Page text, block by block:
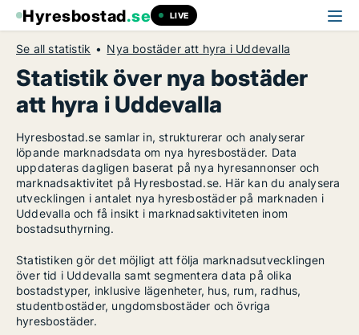
Hyresbostad.se LIVE
Se all statistik Nya bostäder att hyra i Uddevalla
Statistik över nya bostäder
att hyra i Uddevalla
Hyresbostad.se samlar in, strukturerar och analyserar
löpande marknadsdata om nya hyresbostäder. Data
uppdateras dagligen baserat på nya hyresannonser och
marknadsaktivitet på Hyresbostad.se. Här kan du analysera
utvecklingen i antalet nya hyresbostäder på marknaden i
Uddevalla och få insikt i marknadsaktiviteten inom
bostadsuthyrning.
Statistiken gör det möjligt att följa marknadsutvecklingen
över tid i Uddevalla samt segmentera data på olika
bostadstyper, inklusive lägenheter, hus, rum, radhus,
studentbostäder, ungdomsbostäder och övriga
hyresbostäder.